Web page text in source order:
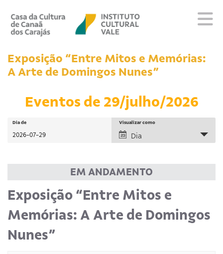
Sobre
Eventos
Repositório
Educativo
Fale conosco
PT EN ES
Exposição “Entre Mitos e Memórias:
A Arte de Domingos Nunes”
Eventos de 29/julho/2026
Pesquisa
e
visuais
de
Eventos
Pesquisar
Eventos
Dia de
Navegação
do
visual
Visualizar como
Dia
EM ANDAMENTO
Exposição “Entre Mitos e
Memórias: A Arte de Domingos
Nunes”